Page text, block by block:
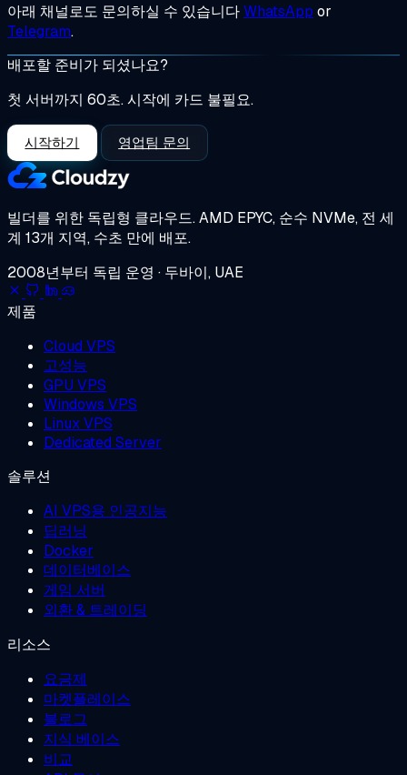
아래 채널로도 문의하실 수 있습니다WhatsApp or
Telegram.
배포할 준비가 되셨나요?
첫 서버까지 60초. 시작에 카드 불필요.
시작하기 영업팀 문의
빌더를 위한 독립형 클라우드.AMD EPYC, 순수 NVMe, 전 세
계 13개 지역, 수초 만에 배포.
2008년부터 독립 운영 · 두바이, UAE
제품
Cloud VPS
고성능
GPU VPS
Windows VPS
Linux VPS
Dedicated Server
솔루션
AI VPS용 인공지능
딥러닝
Docker
데이터베이스
게임 서버
외환 & 트레이딩
리소스
요금제
마켓플레이스
블로그
지식 베이스
비교